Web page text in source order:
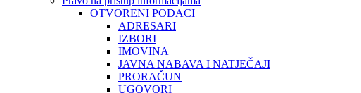
OTVORENI PODACI
ADRESARI
IZBORI
IMOVINA
JAVNA NABAVA I NATJEČAJI
PRORAČUN
UGOVORI